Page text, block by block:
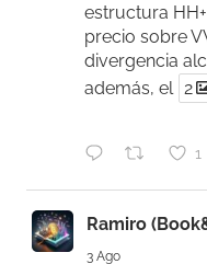
estructura
precio sobre
divergencia
además, el
2
1
Ramiro
3 Ago